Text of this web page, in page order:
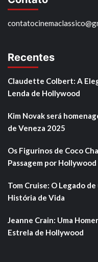
Recentes
Claudette Colbert: A
Lenda de Hollywood
Kim Novak será
de Veneza 2025
Os Figurinos de Coco
Passagem por Hollywood
Tom Cruise: O Legado
História de Vida
Jeanne Crain: Uma
Estrela de Hollywood